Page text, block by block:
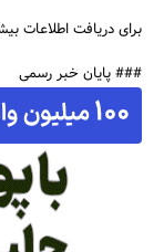
برای دریافت اطلاعات
### پایان خبر رسمی